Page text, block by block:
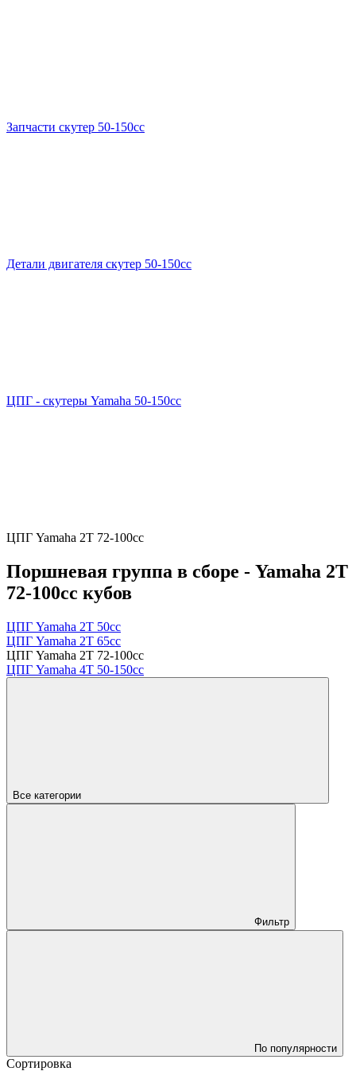
Запчасти скутер 50-150cc
Детали двигателя скутер 50-150cc
ЦПГ - скутеры Yamaha 50-150cc
ЦПГ Yamaha 2Т 72-100cc
Поршневая группа в сборе - Yamaha 2T
72-100cc кубов
ЦПГ Yamaha 2Т 50cc
ЦПГ Yamaha 2Т 65cc
ЦПГ Yamaha 2Т 72-100cc
ЦПГ Yamaha 4Т 50-150cc
Все категории
Фильтр
По популярности
Сортировка